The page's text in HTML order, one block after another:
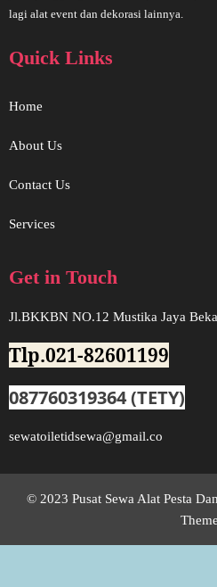
lagi alat event dan dekorasi lainnya.
Quick Links
Home
About Us
Contact Us
Services
Get in Touch
Jl.BKKBN NO.12 Mustika Jaya
Tlp.021-82601199
087760319364 (TETY)
sewatoiletidsewa@gmail.co
© 2023 Pusat Sewa Alat Pesta
Theme